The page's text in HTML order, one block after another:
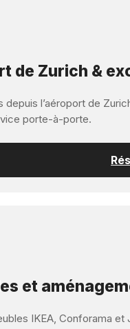
de Zurich &
l’aéroport de
porte-à-porte.
et
IKEA, Conforama